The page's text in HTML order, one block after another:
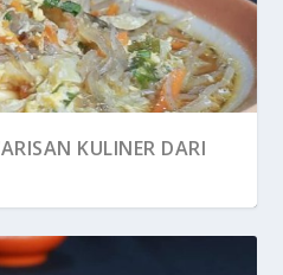
KULINER DARI